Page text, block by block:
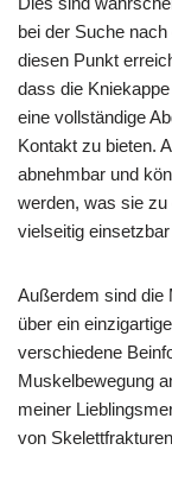
bei der Suche
diesen Punkt
dass die
eine vollständige
Kontakt zu bieten.
abnehmbar und
werden, was sie
vielseitig
Außerdem sind die
über ein
verschiedene
Muskelbewegung
meiner
von